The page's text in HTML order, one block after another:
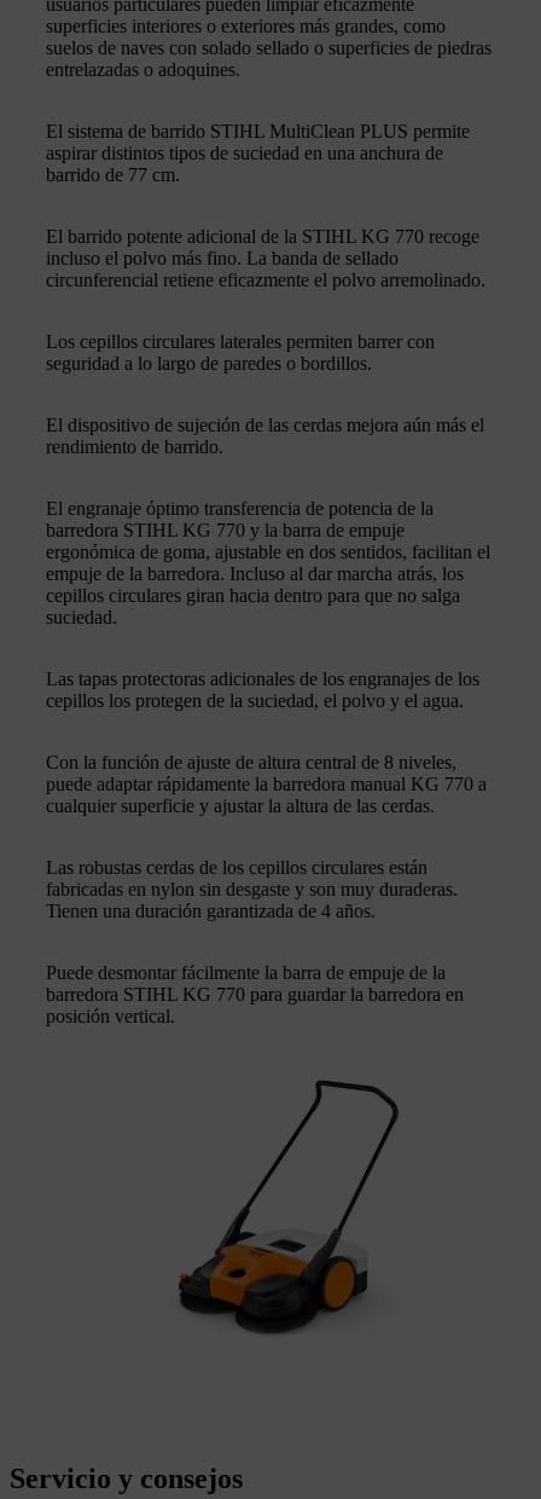
superficies interiores o exteriores más grandes, como
suelos de naves con solado sellado o superficies de piedras
entrelazadas o adoquines.
El sistema de barrido STIHL MultiClean PLUS permite
aspirar distintos tipos de suciedad en una anchura de
barrido de 77 cm.
El barrido potente adicional de la STIHL KG 770 recoge
incluso el polvo más fino. La banda de sellado
circunferencial retiene eficazmente el polvo arremolinado.
Los cepillos circulares laterales permiten barrer con
seguridad a lo largo de paredes o bordillos.
El dispositivo de sujeción de las cerdas mejora aún más el
rendimiento de barrido.
El engranaje óptimo transferencia de potencia de la
barredora STIHL KG 770 y la barra de empuje
ergonómica de goma, ajustable en dos sentidos, facilitan el
empuje de la barredora. Incluso al dar marcha atrás, los
cepillos circulares giran hacia dentro para que no salga
suciedad.
Las tapas protectoras adicionales de los engranajes de los
cepillos los protegen de la suciedad, el polvo y el agua.
Con la función de ajuste de altura central de 8 niveles,
puede adaptar rápidamente la barredora manual KG 770 a
cualquier superficie y ajustar la altura de las cerdas.
Las robustas cerdas de los cepillos circulares están
fabricadas en nylon sin desgaste y son muy duraderas.
Tienen una duración garantizada de 4 años.
Puede desmontar fácilmente la barra de empuje de la
barredora STIHL KG 770 para guardar la barredora en
posición vertical.
Servicio y consejos